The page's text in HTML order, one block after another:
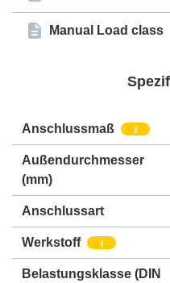
Manual Load class
Anschlussmaß i
Außendurchmesser
(mm)
Anschlussart
Werkstoff i
Belastungsklasse (DIN